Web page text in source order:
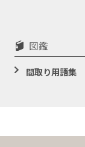
図鑑
間取り用語集